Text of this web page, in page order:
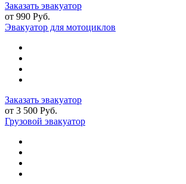
Заказать эвакуатор
от 990 Руб.
Эвакуатор для мотоциклов
Заказать эвакуатор
от 3 500 Руб.
Грузовой эвакуатор